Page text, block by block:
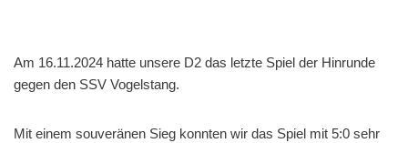
Am 16.11.2024 hatte unsere D2 das letzte Spiel der Hinrunde
gegen den SSV Vogelstang.
Mit einem souveränen Sieg konnten wir das Spiel mit 5:0 sehr